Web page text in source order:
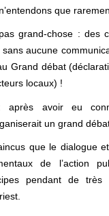
que
grand-chose : des
aucune
Grand débat
locaux) !
après avoir eu
un grand
que le dialogue
de l’action
pendant de très